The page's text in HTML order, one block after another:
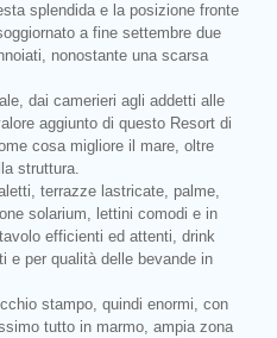
splendida e la posizione fronte
a fine settembre due
nonostante una scarsa
dai camerieri agli addetti alle
aggiunto di questo Resort di
cosa migliore il mare, oltre
struttura.
terrazze lastricate, palme,
solarium, lettini comodi e in
efficienti ed attenti, drink
e per qualità delle bevande in
stampo, quindi enormi, con
tutto in marmo, ampia zona